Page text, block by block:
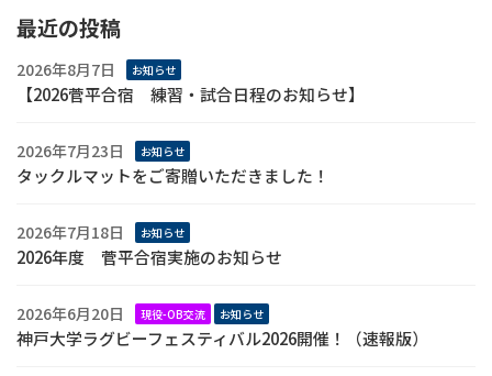
最近の投稿
2026年8月7日 お知らせ
【2026菅平合宿 練習・試合日程のお知らせ】
2026年7月23日 お知らせ
タックルマットをご寄贈いただきました！
2026年7月18日 お知らせ
2026年度 菅平合宿実施のお知らせ
2026年6月20日 現役-OB交流 お知らせ
神戸大学ラグビーフェスティバル2026開催！（速報版）